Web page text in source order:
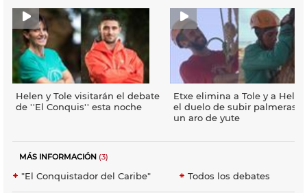
Helen y Tole visitarán el debate
de ''El Conquis'' esta noche
Etxe elimina a Tole y a
el duelo de subir palmeras
un aro de yute
MÁS INFORMACIÓN (3)
"El Conquistador del Caribe" Todos los debates